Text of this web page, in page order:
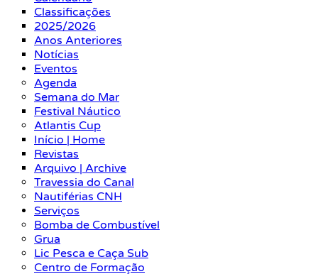
Classificações
2025/2026
Anos Anteriores
Notícias
Eventos
Agenda
Semana do Mar
Festival Náutico
Atlantis Cup
Início | Home
Revistas
Arquivo | Archive
Travessia do Canal
Nautiférias CNH
Serviços
Bomba de Combustível
Grua
Lic Pesca e Caça Sub
Centro de Formação